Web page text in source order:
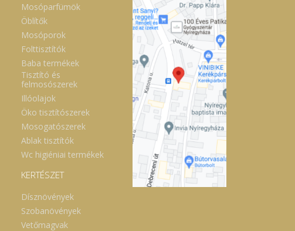
Mosóparfümök
Öblítők
Mosóporok
Folttisztítók
Baba termékek
Tisztító és
felmosószerek
Illóolajok
Öko tisztítószerek
Mosogatószerek
Ablak tisztítók
Wc higiéniai termékek
KERTÉSZET
Dísznövények
Szobanövények
Vetőmagvak